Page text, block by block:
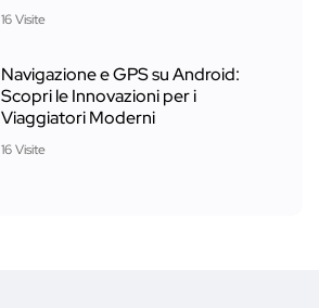
16 Visite
Navigazione e GPS su Android:
Scopri le Innovazioni per i
Viaggiatori Moderni
16 Visite